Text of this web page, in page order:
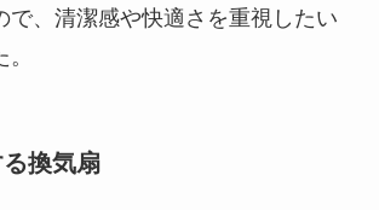
で、清潔感や快適さを重視したい
換気扇